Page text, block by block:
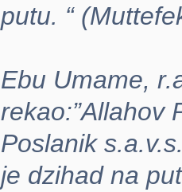
putu. “
Ebu Umame,
rekao:”Allahov
Poslanik
je dzihad na